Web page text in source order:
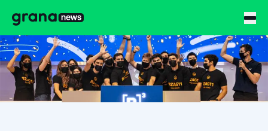
Grana News